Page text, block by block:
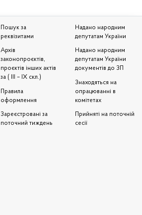
Пошук за
реквізитами
Архів
законопроєктів,
проєктів інших актів
за ( III – IX скл.)
Правила
оформлення
Зареєстровані за
поточний тиждень
Надано народним
депутатам України
Надано народним
депутатам України
документів до ЗП
Знаходяться на
опрацюванні в
комітетах
Прийняті на поточній
сесії